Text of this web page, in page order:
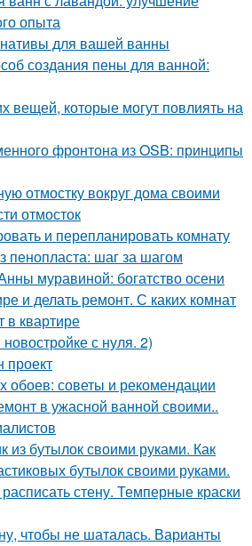
опыта
для вашей ванны
создания пены для ванной:
вещей, которые могут повлиять на
фронтона из OSB: принципы
отмостку вокруг дома своими
отмосток
и перепланировать комнату
пенопласта: шаг за шагом
муравиной: богатство осени
и делать ремонт. С каких комнат
в квартире
с нуля. 2)
проект
обоев: советы и рекомендации
в ужасной ванной своими..
из бутылок своими руками. Как
бутылок своими руками.
стену. Темперные краски
чтобы не шаталась. Варианты